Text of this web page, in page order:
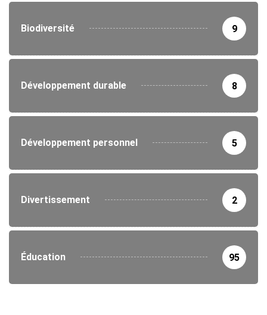
Biodiversité 9
Développement durable 8
Développement personnel 5
Divertissement 2
Éducation 95